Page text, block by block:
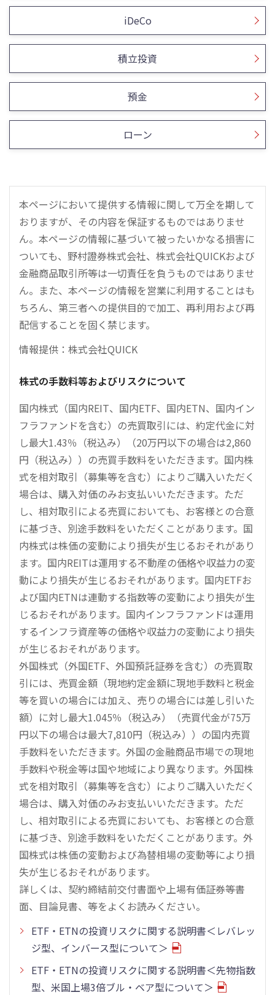
iDeCo
積立投資
預金
ローン
本ページにおいて提供する情報に関して万全を期して
おりますが、その内容を保証するものではありませ
ん。本ページの情報に基づいて被ったいかなる損害に
ついても、野村證券株式会社、株式会社QUICKおよび
金融商品取引所等は一切責任を負うものではありませ
ん。また、本ページの情報を営業に利用することはも
ちろん、第三者への提供目的で加工、再利用および再
配信することを固く禁じます。
情報提供：株式会社QUICK
株式の手数料等およびリスクについて
国内株式（国内REIT、国内ETF、国内ETN、国内イン
フラファンドを含む）の売買取引には、約定代金に対
し最大1.43％（税込み）（20万円以下の場合は2,860
円（税込み））の売買手数料をいただきます。国内株
式を相対取引（募集等を含む）によりご購入いただく
場合は、購入対価のみお支払いいただきます。ただ
し、相対取引による売買においても、お客様との合意
に基づき、別途手数料をいただくことがあります。国
内株式は株価の変動により損失が生じるおそれがあり
ます。国内REITは運用する不動産の価格や収益力の変
動により損失が生じるおそれがあります。国内ETFお
よび国内ETNは連動する指数等の変動により損失が生
じるおそれがあります。国内インフラファンドは運用
するインフラ資産等の価格や収益力の変動により損失
が生じるおそれがあります。
外国株式（外国ETF、外国預託証券を含む）の売買取
引には、売買金額（現地約定金額に現地手数料と税金
等を買いの場合には加え、売りの場合には差し引いた
額）に対し最大1.045％（税込み）（売買代金が75万
円以下の場合は最大7,810円（税込み））の国内売買
手数料をいただきます。外国の金融商品市場での現地
手数料や税金等は国や地域により異なります。外国株
式を相対取引（募集等を含む）によりご購入いただく
場合は、購入対価のみお支払いいただきます。ただ
し、相対取引による売買においても、お客様との合意
に基づき、別途手数料をいただくことがあります。外
国株式は株価の変動および為替相場の変動等により損
失が生じるおそれがあります。
詳しくは、契約締結前交付書面や上場有価証券等書
面、目論見書、等をよくお読みください。
ETF・ETNの投資リスクに関する説明書＜レバレッ
ジ型、インバース型について＞
ETF・ETNの投資リスクに関する説明書＜先物指数
型、米国上場3倍ブル・ベア型について＞